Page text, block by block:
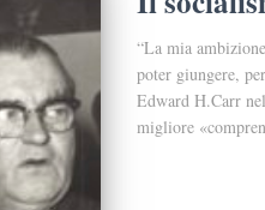
“La mia
poter giungere,
Edward H.Carr
migliore